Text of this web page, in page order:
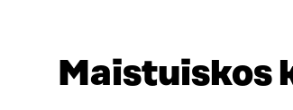
Maistuiskos